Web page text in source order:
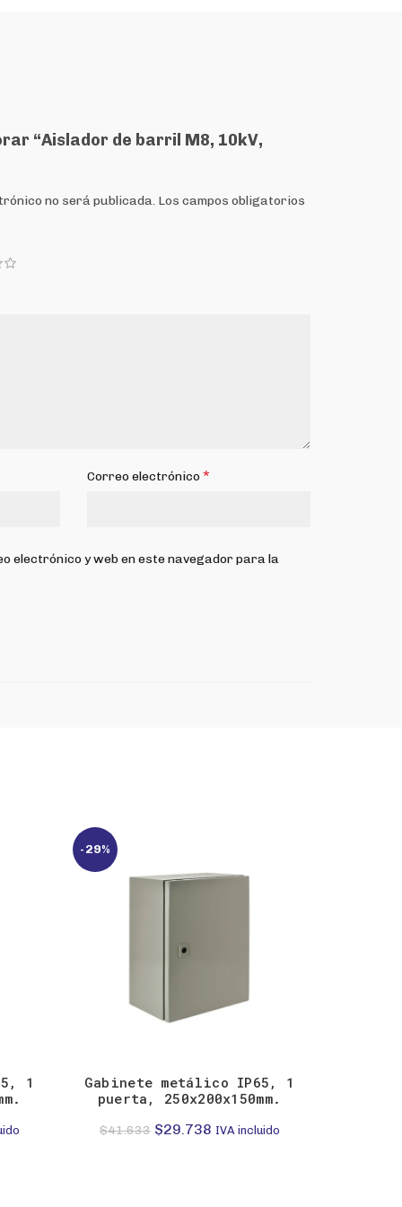
“Aislador de barril M8, 10kV,
no será publicada. Los campos obligatorios
Correo electrónico*
electrónico y web en este navegador para la
1
-29%
Gabinete metálico IP65, 1
puerta, 250x200x150mm.
$41.633 El
$29.738ElIVA incluido